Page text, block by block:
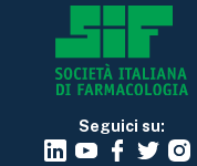
Seguici su: